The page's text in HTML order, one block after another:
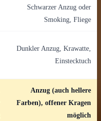
Schwarzer Anzug oder
Smoking, Fliege
Dunkler Anzug, Krawatte,
Einstecktuch
Anzug (auch hellere
Farben), offener Kragen
möglich